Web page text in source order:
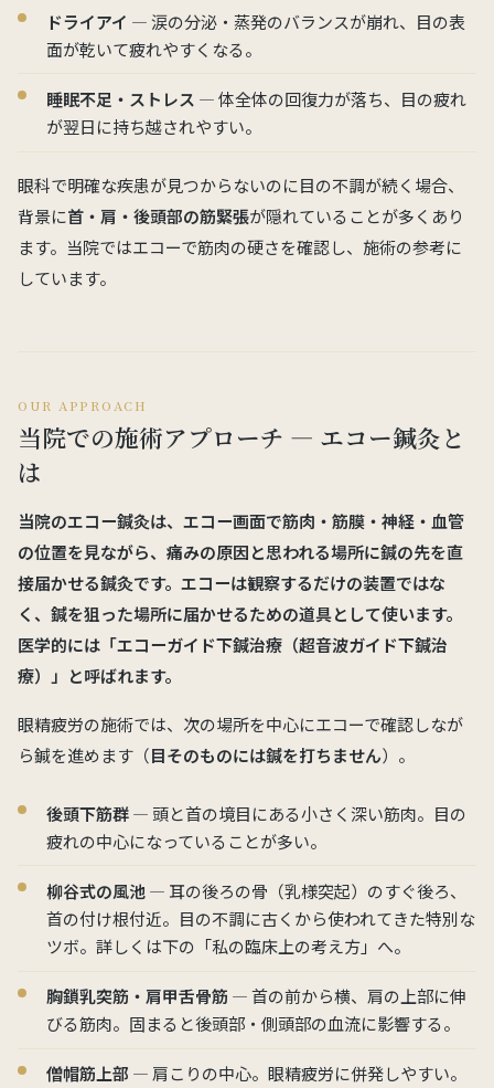
ドライアイ — 涙の分泌・蒸発のバランスが崩れ、目の表
面が乾いて疲れやすくなる。
睡眠不足・ストレス — 体全体の回復力が落ち、目の疲れ
が翌日に持ち越されやすい。
眼科で明確な疾患が見つからないのに目の不調が続く場合、
背景に首・肩・後頭部の筋緊張が隠れていることが多くあり
ます。当院ではエコーで筋肉の硬さを確認し、施術の参考に
しています。
OUR APPROACH
当院での施術アプローチ — エコー鍼灸と
は
当院のエコー鍼灸は、 エコー画面で筋肉・筋膜・神経・血管
の位置を見ながら、痛みの原因と思われる場所に鍼の先を直
接届かせる鍼灸です。エコーは観察するだけの装置ではな
く、 鍼を狙った場所に届かせるための道具として使います。
医学的には「エコーガイド下鍼治療（超音波ガイド下鍼治
療）」と呼ばれます。
眼精疲労の施術では、次の場所を中心にエコーで確認しなが
ら鍼を進めます（目そのものには鍼を打ちません）。
後頭下筋群— 頭と首の境目にある小さく深い筋肉。目の
疲れの中心になっていることが多い。
柳谷式の風池— 耳の後ろの骨（乳様突起）のすぐ後ろ、
首の付け根付近。目の不調に古くから使われてきた特別な
ツボ。詳しくは下の「私の臨床上の考え方」へ。
胸鎖乳突筋・肩甲舌骨筋 — 首の前から横、肩の上部に伸
びる筋肉。固まると後頭部・側頭部の血流に影響する。
僧帽筋上部 — 肩こりの中心。眼精疲労に併発しやすい。